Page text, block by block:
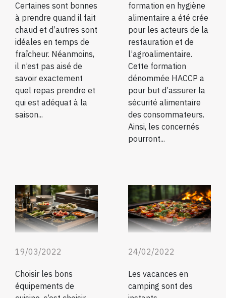
Certaines sont bonnes
à prendre quand il fait
chaud et d’autres sont
idéales en temps de
fraîcheur. Néanmoins,
il n’est pas aisé de
savoir exactement
quel repas prendre et
qui est adéquat à la
saison...
formation en hygiène
alimentaire a été crée
pour les acteurs de la
restauration et de
l’agroalimentaire.
Cette formation
dénommée HACCP a
pour but d’assurer la
sécurité alimentaire
des consommateurs.
Ainsi, les concernés
pourront...
19/03/2022
Choisir les bons
équipements de
24/02/2022
Les vacances en
camping sont des